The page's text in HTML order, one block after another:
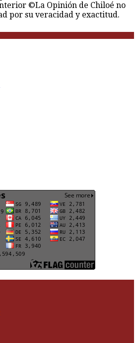
©La Opinión de Chiloé no
por su veracidad y exactitud.